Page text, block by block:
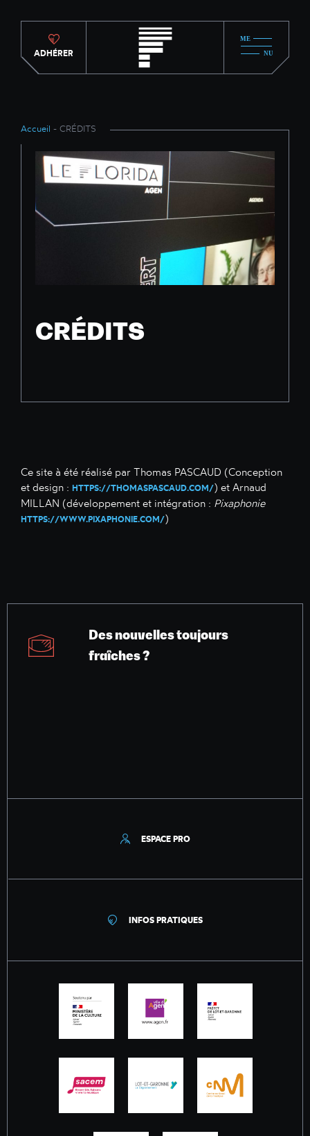
ADHÉRER
Accueil - CRÉDITS
CRÉDITS
Ce site à été réalisé par Thomas PASCAUD (Conception
et design : HTTPS://THOMASPASCAUD.COM/) et Arnaud
MILLAN (développement et intégration : Pixaphonie
HTTPS://WWW.PIXAPHONIE.COM/)
Des nouvelles toujours
fraîches ?
ESPACE PRO
INFOS PRATIQUES